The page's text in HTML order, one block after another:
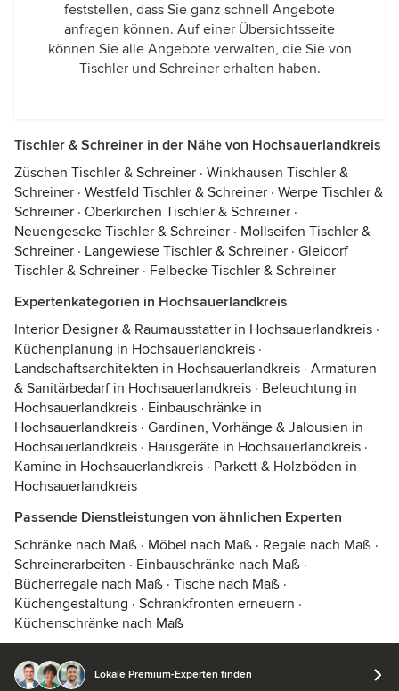
feststellen, dass Sie ganz schnell Angebote
anfragen können. Auf einer Übersichtsseite
können Sie alle Angebote verwalten, die Sie von
Tischler und Schreiner erhalten haben.
Tischler & Schreiner in der Nähe von Hochsauerlandkreis
Züschen Tischler & Schreiner · Winkhausen Tischler &
Schreiner · Westfeld Tischler & Schreiner · Werpe Tischler &
Schreiner · Oberkirchen Tischler & Schreiner ·
Neuengeseke Tischler & Schreiner · Mollseifen Tischler &
Schreiner · Langewiese Tischler & Schreiner · Gleidorf
Tischler & Schreiner · Felbecke Tischler & Schreiner
Expertenkategorien in Hochsauerlandkreis
Interior Designer & Raumausstatter in Hochsauerlandkreis ·
Küchenplanung in Hochsauerlandkreis ·
Landschaftsarchitekten in Hochsauerlandkreis · Armaturen
& Sanitärbedarf in Hochsauerlandkreis · Beleuchtung in
Hochsauerlandkreis · Einbauschränke in
Hochsauerlandkreis · Gardinen, Vorhänge & Jalousien in
Hochsauerlandkreis · Hausgeräte in Hochsauerlandkreis ·
Kamine in Hochsauerlandkreis · Parkett & Holzböden in
Hochsauerlandkreis
Passende Dienstleistungen von ähnlichen Experten
Schränke nach Maß · Möbel nach Maß · Regale nach Maß ·
Schreinerarbeiten · Einbauschränke nach Maß ·
Bücherregale nach Maß · Tische nach Maß ·
Küchengestaltung · Schrankfronten erneuern ·
Küchenschränke nach Maß
Lokale Premium-Experten finden
© 2026 Houzz Inc.